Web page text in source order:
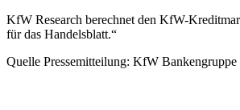
KfW Research berechnet den KfW-
für das Handelsblatt.“
Quelle Pressemitteilung: KfW Bankengruppe